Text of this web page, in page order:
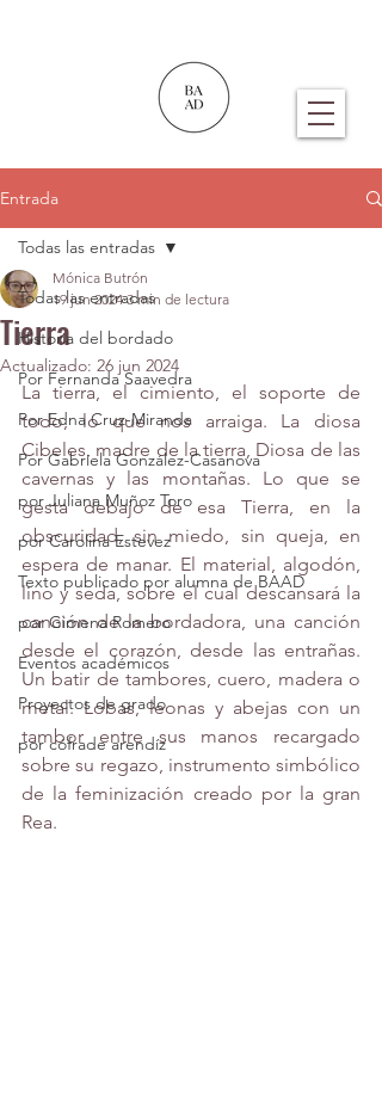
Entrada
Todas las entradas
Historia del bordado
Por Fernanda Saavedra
Por Edna Cruz-Miranda
Por Gabriela González-Casanova
por Juliana Muñoz Toro
por Carolina Estevez
Texto publicado por alumna de BAAD
por Gimena Romero
Eventos académicos
Proyectos de grado
por cófrade arendíz
Todas las entradas
Tierra
Mónica Butrón
19 jun 2024 3 min de lectura
Actualizado: 26 jun 2024
La tierra, el cimiento, el soporte de
todo, lo que nos arraiga. La diosa
Cibeles, madre de la tierra, Diosa de las
cavernas y las montañas. Lo que se
gesta debajo de esa Tierra, en la
obscuridad, sin miedo, sin queja, en
espera de manar. El material, algodón,
lino y seda, sobre el cual descansará la
canción de la bordadora, una canción
desde el corazón, desde las entrañas.
Un batir de tambores, cuero, madera o
metal. Lobas, leonas y abejas con un
tambor entre sus manos recargado
sobre su regazo, instrumento simbólico
de la feminización creado por la gran
Rea.